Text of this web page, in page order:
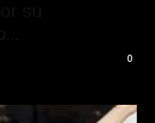
0